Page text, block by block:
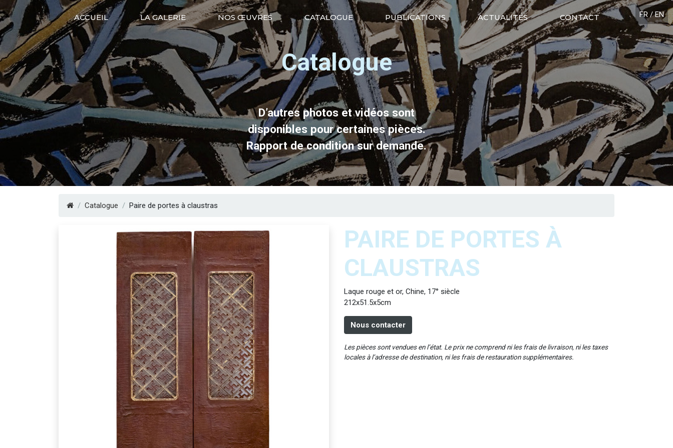
FR / EN
ACCUEIL LA GALERIE NOS ŒUVRES CATALOGUE PUBLICATIONS ACTUALITÉS CONTACT
Catalogue
D’autres photos et vidéos sont
disponibles pour certaines pièces.
Rapport de condition sur demande.
Catalogue Paire de portes à claustras
PAIRE DE PORTES À
CLAUSTRAS
Laque rouge et or, Chine, 17° siècle
212x51.5x5cm
Nous contacter
Les pièces sont vendues en l’état. Le prix ne comprend ni les frais de livraison, ni les taxes
locales à l’adresse de destination, ni les frais de restauration supplémentaires.